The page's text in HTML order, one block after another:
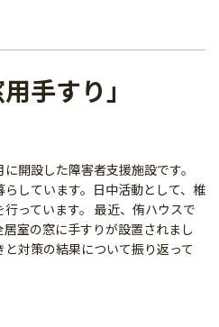
手すり」
開設した障害者支援施設です。
しています。日中活動として、椎
っています。 最近、侑ハウスで
室の窓に手すりが設置されまし
対策の結果について振り返って